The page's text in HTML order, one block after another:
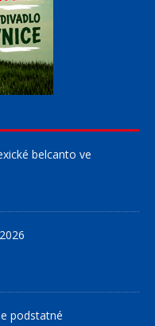
belcanto ve
podstatné